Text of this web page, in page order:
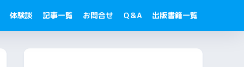
体験談 記事一覧 お問合せ Q＆A 出版書籍一覧